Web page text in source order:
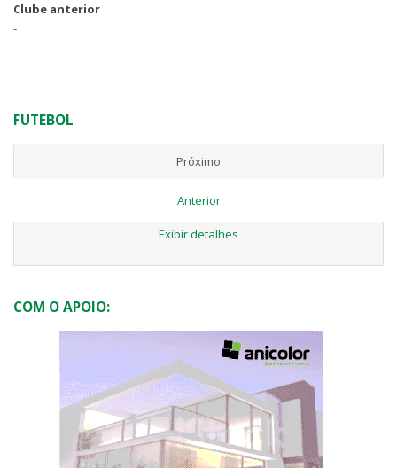
Clube anterior
-
FUTEBOL
Próximo
Anterior
Exibir detalhes
COM O APOIO: